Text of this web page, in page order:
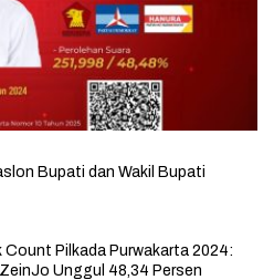
Bupati dan Wakil Bupati
Count Pilkada Purwakarta 2024:
Unggul 48,34 Persen